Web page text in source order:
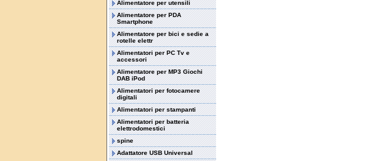
Alimentatore per utensili
Alimentatore per PDA
Smartphone
Alimentatore per bici e sedie a
rotelle elettr
Alimentatori per PC Tv e
accessori
Alimentatore per MP3 Giochi
DAB iPod
Alimentatori per fotocamere
digitali
Alimentatori per stampanti
Alimentatori per batteria
elettrodomestici
spine
Adattatore USB Universal